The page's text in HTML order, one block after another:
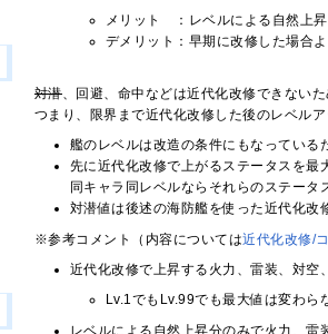
メリット ：レベルによる自然上昇
デメリット：早期に改修した場合
対潜、回避、命中などは近代化改修できない
つまり、限界まで近代化改修した後のレベル
艦のレベルは改造の条件にもなっている
先に近代化改修で上がるステータスを最
同キャラ同レベルならそれらのステータ
対潜値は後述の海防艦を使った近代化改
※参考コメント（内容については近代化改修/
近代化改修で上昇する火力、雷装、対空
Lv.1でもLv.99でも最大値は変わら
レベルによる自然上昇分のみで火力、雷